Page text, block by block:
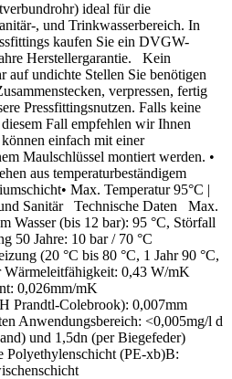
ideal für die
, und Trinkwasserbereich. In
kaufen Sie ein DVGW-
Herstellergarantie. Kein
auf undichte Stellen Sie benötigen
verpressen, fertig
Pressfittingsnutzen. Falls keine
Fall empfehlen wir Ihnen
einfach mit einer
Maulschlüssel montiert werden. •
aus temperaturbeständigem
Max. Temperatur 95°C |
Sanitär Technische Daten Max.
Wasser (bis 12 bar): 95 °C, Störfall
50 Jahre: 10 bar / 70 °C
(20 °C bis 80 °C, 1 Jahr 90 °C,
Wärmeleitfähigkeit: 0,43 W/mK
0,026mm/mK
Prandtl-Colebrook): 0,007mm
Anwendungsbereich: <0,005mg/l d
und 1,5dn (per Biegefeder)
(PE-xb)B: